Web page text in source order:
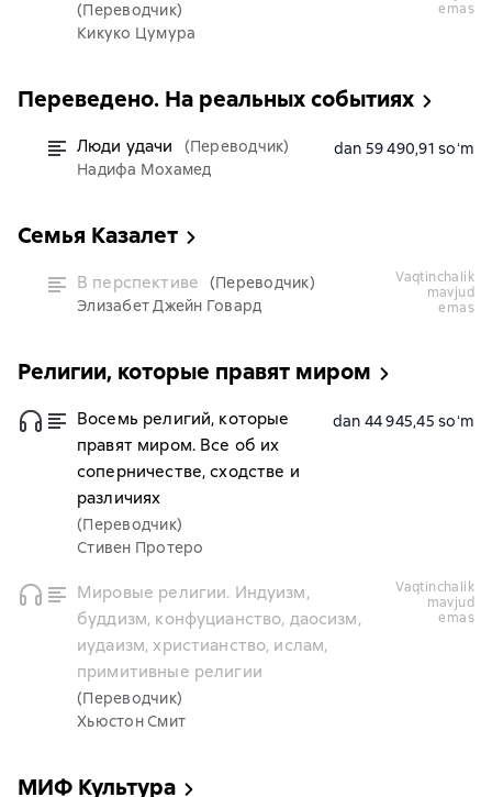
(Переводчик)
Кикуко Цумура
emas
Переведено. На реальных событиях
Люди удачи
(Переводчик)
Надифа Мохамед
dan 59 490,91 soʻm
Семья Казалет
В перспективе
(Переводчик)
Элизабет Джейн Говард
vaqtinchalik
mavjud
emas
Религии, которые правят миром
Восемь религий, которые
правят миром. Все об их
соперничестве, сходстве и
различиях
(Переводчик)
Стивен Протеро
dan 44 945,45 soʻm
Мировые религии. Индуизм,
буддизм, конфуцианство, даосизм,
иудаизм, христианство, ислам,
примитивные религии
(Переводчик)
Хьюстон Смит
vaqtinchalik
mavjud
emas
МИФ Культура